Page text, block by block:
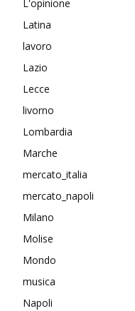
L'opinione
Latina
lavoro
Lazio
Lecce
livorno
Lombardia
Marche
mercato_italia
mercato_napoli
Milano
Molise
Mondo
musica
Napoli